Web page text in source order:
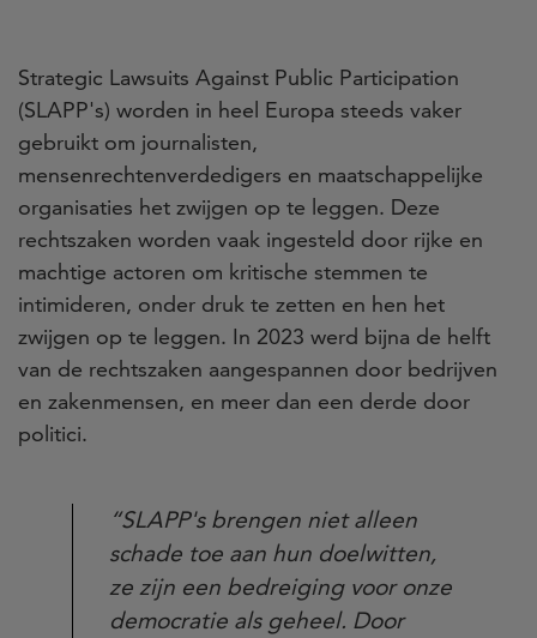
Strategic Lawsuits Against Public Participation
(SLAPP's) worden in heel Europa steeds vaker
gebruikt om journalisten,
mensenrechtenverdedigers en maatschappelijke
organisaties het zwijgen op te leggen. Deze
rechtszaken worden vaak ingesteld door rijke en
machtige actoren om kritische stemmen te
intimideren, onder druk te zetten en hen het
zwijgen op te leggen. In 2023 werd bijna de helft
van de rechtszaken aangespannen door bedrijven
en zakenmensen, en meer dan een derde door
politici.
“SLAPP's brengen niet alleen
schade toe aan hun doelwitten,
ze zijn een bedreiging voor onze
democratie als geheel. Door